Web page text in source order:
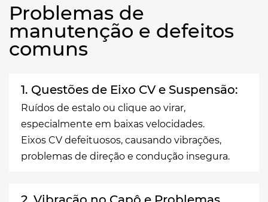
Problemas de
manutenção e defeitos
comuns
1. Questões de Eixo CV e Suspensão:
Ruídos de estalo ou clique ao virar,
especialmente em baixas velocidades.
Eixos CV defeituosos, causando vibrações,
problemas de direção e condução insegura.